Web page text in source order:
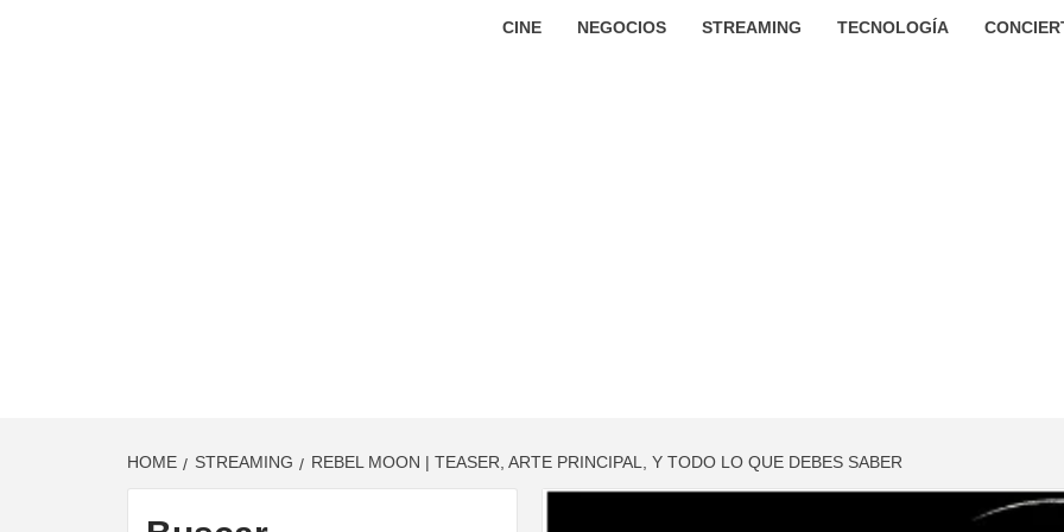
CINE NEGOCIOS STREAMING TECNOLOGÍA
HOME STREAMING REBEL MOON | TEASER, ARTE PRINCIPAL, Y TODO LO QUE DEBES SABER